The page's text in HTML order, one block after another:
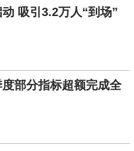
吸引3.2万人“到场”
部分指标超额完成全